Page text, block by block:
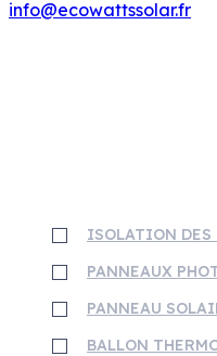
info@ecowattssolar.fr
ISOLATION DES
PANNEAUX
PANNEAU
BALLON